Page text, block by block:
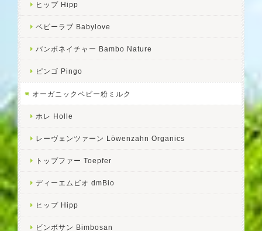
ヒップ Hipp
ベビーラブ Babylove
バンボネイチャー Bambo Nature
ピンゴ Pingo
オーガニックベビー粉ミルク
ホレ Holle
レーヴェンツァーン Löwenzahn Organics
トップファー Toepfer
ディーエムビオ dmBio
ヒップ Hipp
ビンボサン Bimbosan